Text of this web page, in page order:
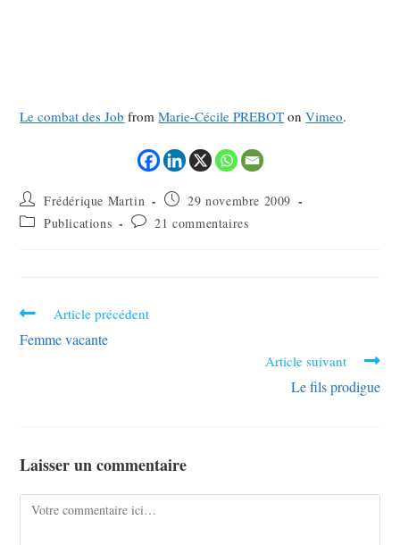
Le combat des Job fromMarie-Cécile PREBOT onVimeo.
Frédérique Martin
29 novembre 2009
Publications
21 commentaires
Article précédent
Femme vacante
Article suivant
Le fils prodigue
Laisser un commentaire